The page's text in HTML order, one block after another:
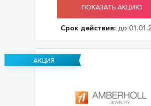
ПОКАЗАТЬ АКЦИЮ
Срок действия: до
АКЦИЯ